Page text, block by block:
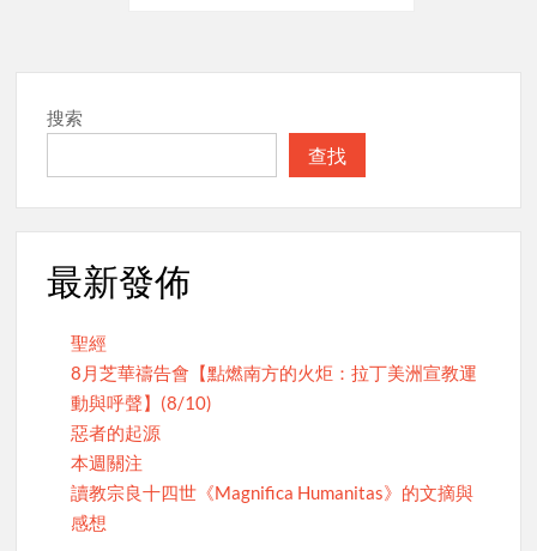
搜索
查找
最新發佈
聖經
8月芝華禱告會【點燃南方的火炬：拉丁美洲宣教運
動與呼聲】(8/10)
惡者的起源
本週關注
讀教宗良十四世《Magnifica Humanitas》的文摘與
感想